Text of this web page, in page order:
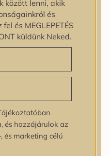
között lenni, akik
és
és MEGLEPETÉS
küldünk Neked.
és hozzájárulok az
és marketing célú